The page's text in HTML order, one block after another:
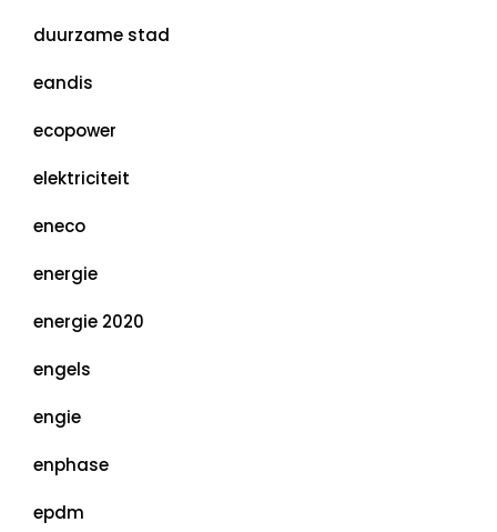
duurzame stad
eandis
ecopower
elektriciteit
eneco
energie
energie 2020
engels
engie
enphase
epdm